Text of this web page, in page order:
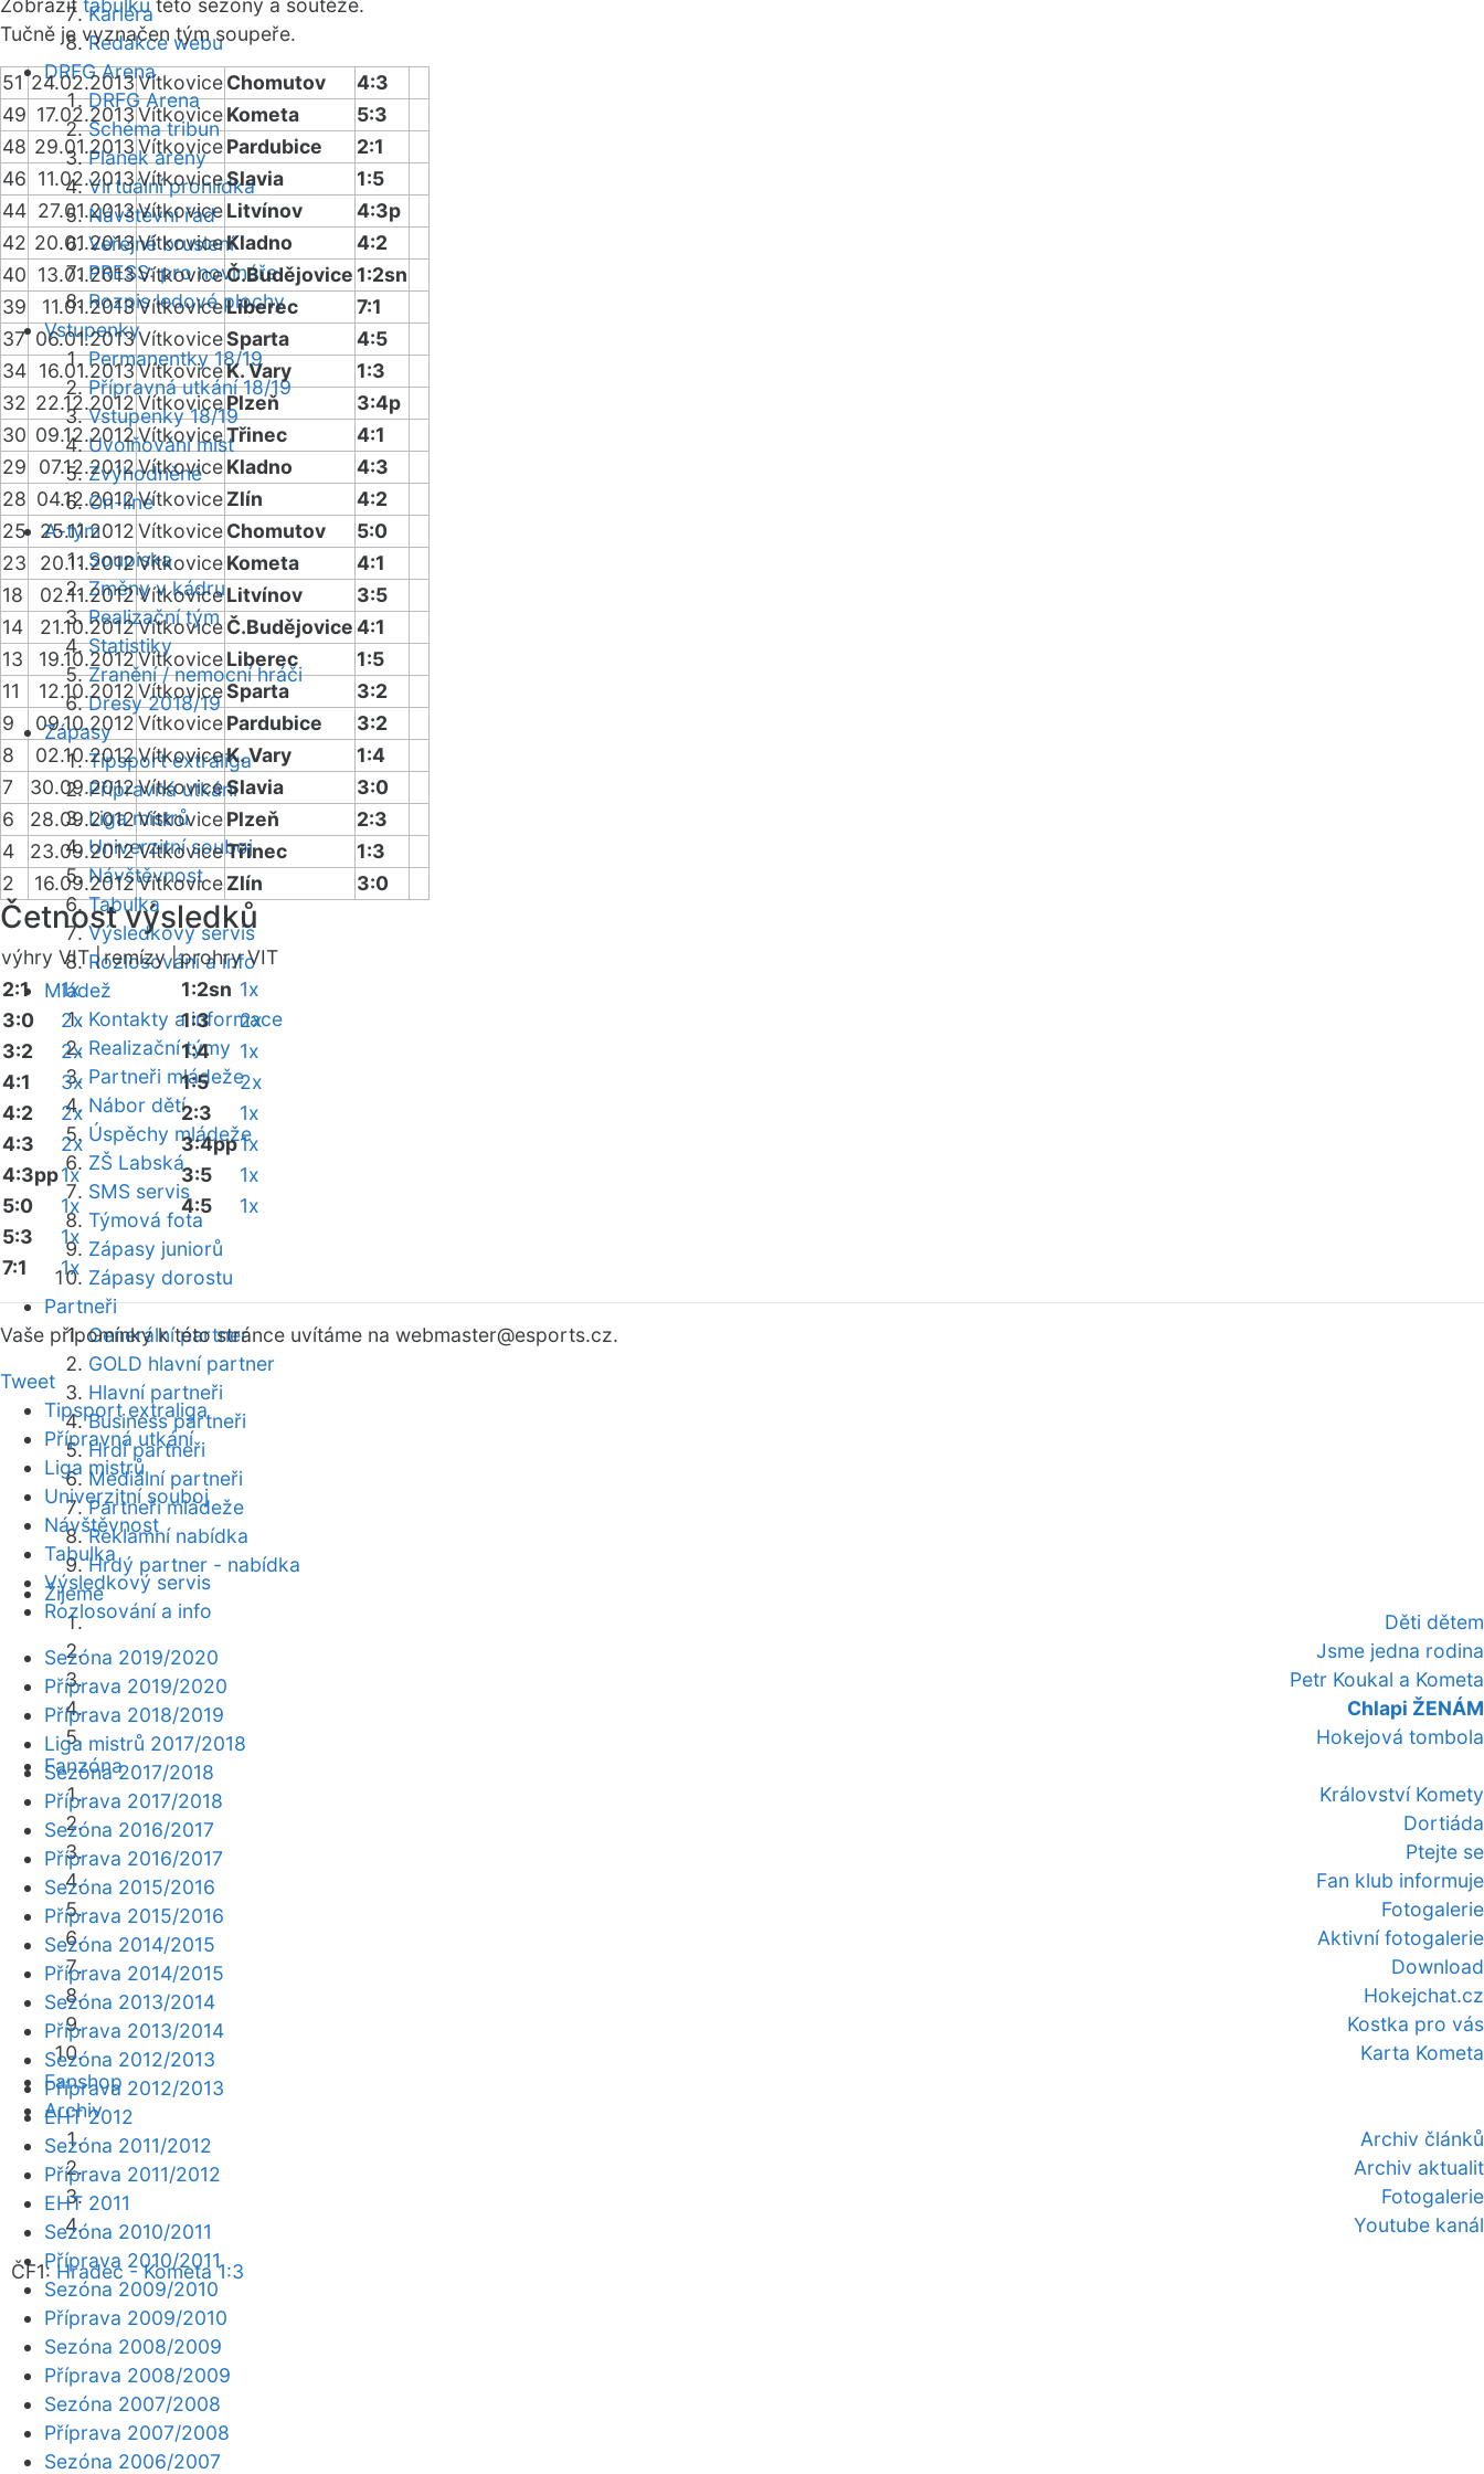
Kariéra
Redakce webu
DRFG Arena
DRFG Arena
Schéma tribun
Plánek areny
Virtuální prohlídka
Návštěvní řád
Veřejné bruslení
PRESS: pro novináře
Rozpis ledové plochy
Vstupenky
Permanentky 18/19
Přípravná utkání 18/19
Vstupenky 18/19
Uvolňování míst
Zvýhodněné
On-line
A-tým
Soupiska
Změny v kádru
Realizační tým
Statistiky
Zranění / nemocní hráči
Dresy 2018/19
Zápasy
Tipsport extraliga
Přípravná utkání
Liga mistrů
Univerzitní souboj
Návštěvnost
Tabulka
Výsledkový servis
Rozlosování a info
Mládež
Kontakty a informace
Realizační týmy
Partneři mládeže
Nábor dětí
Úspěchy mládeže
ZŠ Labská
SMS servis
Týmová fota
Zápasy juniorů
Zápasy dorostu
Partneři
Generální partner
GOLD hlavní partner
Hlavní partneři
Business partneři
Hrdí partneři
Mediální partneři
Partneři mládeže
Reklamní nabídka
Hrdý partner - nabídka
Žijeme
Děti dětem
Jsme jedna rodina
Petr Koukal a Kometa
Chlapi ŽENÁM
Hokejová tombola
Fanzóna
Království Komety
Dortiáda
Ptejte se
Fan klub informuje
Fotogalerie
Aktivní fotogalerie
Download
Hokejchat.cz
Kostka pro vás
Karta Kometa
Fanshop
Archiv
Archiv článků
Archiv aktualit
Fotogalerie
Youtube kanál
ČF1: Hradec - Kometa 1:3
Zobrazit tabulku této sezóny a soutěže.
Tučně je vyznačen tým soupeře.
51 24.02.2013VítkoviceChomutov
4:3
49 17.02.2013VítkoviceKometa
5:3
48 29.01.2013VítkovicePardubice
2:1
46 11.02.2013VítkoviceSlavia
1:5
44 27.01.2013VítkoviceLitvínov
4:3p
42 20.01.2013VítkoviceKladno
4:2
40 13.01.2013VítkoviceČ.Budějovice 1:2sn
39
11.01.2013VítkoviceLiberec
7:1
37 06.01.2013VítkoviceSparta
4:5
34 16.01.2013VítkoviceK. Vary
1:3
32 22.12.2012VítkovicePlzeň
3:4p
30 09.12.2012VítkoviceTřinec
4:1
29
07.12.2012VítkoviceKladno
4:3
28 04.12.2012VítkoviceZlín
4:2
25
25.11.2012VítkoviceChomutov
5:0
23
20.11.2012VítkoviceKometa
4:1
18
02.11.2012VítkoviceLitvínov
3:5
14
21.10.2012VítkoviceČ.Budějovice4:1
13
19.10.2012VítkoviceLiberec
1:5
11
12.10.2012VítkoviceSparta
3:2
9
09.10.2012VítkovicePardubice
3:2
8
02.10.2012VítkoviceK. Vary
1:4
7
30.09.2012VítkoviceSlavia
3:0
6
28.09.2012VítkovicePlzeň
2:3
4
23.09.2012VítkoviceTřinec
1:3
2
16.09.2012VítkoviceZlín 3:0
Četnost výsledků
výhry VIT |remízy |prohry VIT
2:1
1x
3:0
2x
3:2
2x
4:1
3x
4:2
2x
4:3
2x
4:3pp1x
5:0
1x
5:3
1x
7:1
1x
1:2sn 1x
1:3
2x
1:4
1x
1:5
2x
2:3
1x
3:4pp1x
3:5
1x
4:5
1x
Vaše připomínky k této stránce uvítáme na webmaster@esports.cz.
Tweet
Tipsport extraliga
Přípravná utkání
Liga mistrů
Univerzitní souboj
Návštěvnost
Tabulka
Výsledkový servis
Rozlosování a info
Sezóna 2019/2020
Příprava 2019/2020
Příprava 2018/2019
Liga mistrů 2017/2018
Sezóna 2017/2018
Příprava 2017/2018
Sezóna 2016/2017
Příprava 2016/2017
Sezóna 2015/2016
Příprava 2015/2016
Sezóna 2014/2015
Příprava 2014/2015
Sezóna 2013/2014
Příprava 2013/2014
Sezóna 2012/2013
Příprava 2012/2013
EHT 2012
Sezóna 2011/2012
Příprava 2011/2012
EHT 2011
Sezóna 2010/2011
Příprava 2010/2011
Sezóna 2009/2010
Příprava 2009/2010
Sezóna 2008/2009
Příprava 2008/2009
Sezóna 2007/2008
Příprava 2007/2008
Sezóna 2006/2007